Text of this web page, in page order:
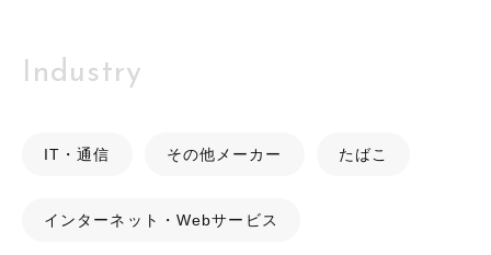
Industry
IT・通信 その他メーカー たばこ
インターネット・Webサービス